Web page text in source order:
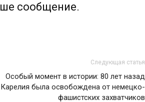
сообщение.
Следующая статья
Особый момент в истории: 80 лет назад
Карелия была освобождена от немецко-
фашистских захватчиков